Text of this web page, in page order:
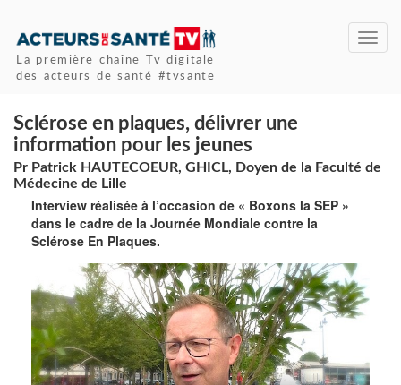
La première chaîne Tv digitale
des acteurs de santé #tvsante
Sclérose en plaques, délivrer une
information pour les jeunes
Pr Patrick HAUTECOEUR, GHICL, Doyen de la Faculté de
Médecine de Lille
Interview réalisée à l’occasion de « Boxons la SEP »
dans le cadre de la Journée Mondiale contre la
Sclérose En Plaques.